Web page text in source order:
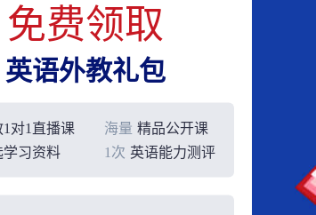
免费领取
英语外教礼包
1对1直播课 海量 精品公开课
学习资料 1次 英语能力测评